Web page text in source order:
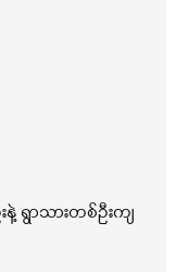
ရွာသားတစ်ဦးကျ